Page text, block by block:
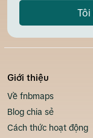
Tôi
Giới thiệu
Về fnbmaps
Blog chia sẻ
Cách thức hoạt động